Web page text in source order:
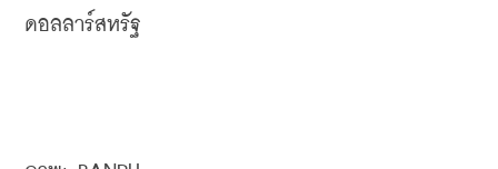
ดอลลาร์สหรัฐ